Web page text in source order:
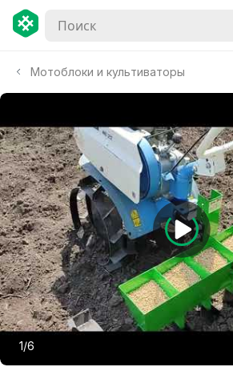
Мотоблоки и культиваторы
1/6